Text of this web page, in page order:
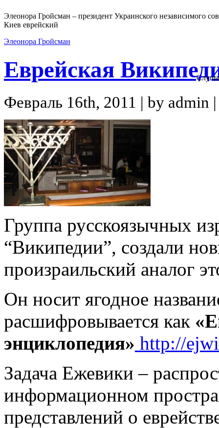
Элеонора Гройсман – президент Украинского независимого
Киев еврейский
Элеонора Гройсман
Еврейская
Февраль 16th, 2011 | by admin |
Группа русскоязычных
“Википедии”, создали
произраильский аналог
Он носит ягодное
расшифровывается как
энциклопедия» http://
Задача Ежевики –
информационном
представлений о